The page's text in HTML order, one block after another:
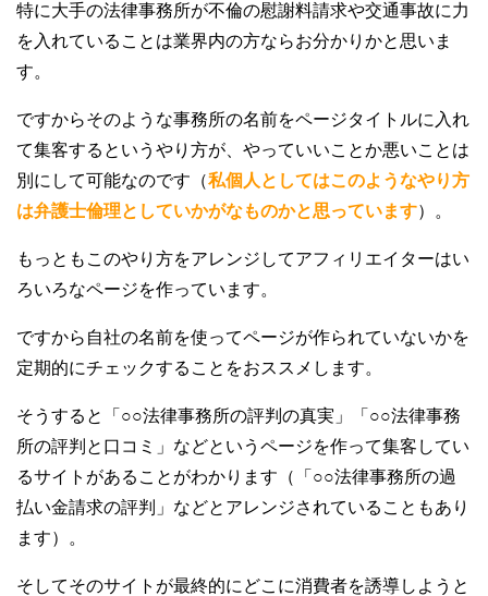
特に大手の法律事務所が不倫の慰謝料請求や交通事故に力
を入れていることは業界内の方ならお分かりかと思いま
す。
ですからそのような事務所の名前をページタイトルに入れ
て集客するというやり方が、やっていいことか悪いことは
別にして可能なのです（私個人としてはこのようなやり方
は弁護士倫理としていかがなものかと思っています）。
もっともこのやり方をアレンジしてアフィリエイターはい
ろいろなページを作っています。
ですから自社の名前を使ってページが作られていないかを
定期的にチェックすることをおススメします。
そうすると「○○法律事務所の評判の真実」「○○法律事務
所の評判と口コミ」などというページを作って集客してい
るサイトがあることがわかります（「○○法律事務所の過
払い金請求の評判」などとアレンジされていることもあり
ます）。
そしてそのサイトが最終的にどこに消費者を誘導しようと